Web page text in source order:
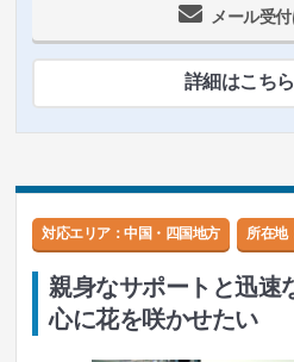
メール受
詳細はこちら
対応エリア：中国・四国地方 所在地
親身なサポートと迅速
心に花を咲かせたい